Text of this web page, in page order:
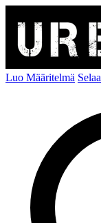
Luo Määritelmä Selaa